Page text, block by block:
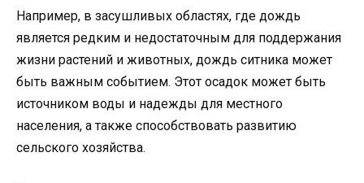
Например, в засушливых областях, где дождь
является редким и недостаточным для поддержания
жизни растений и животных, дождь ситника может
быть важным событием. Этот осадок может быть
источником воды и надежды для местного
населения, а также способствовать развитию
сельского хозяйства.